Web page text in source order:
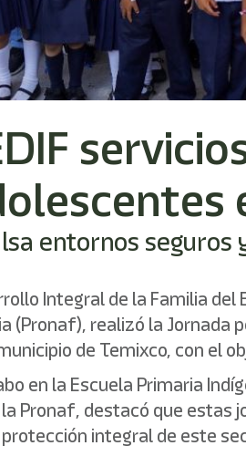
entornos
Integral de la Familia del
(Pronaf), realizó la Jornada
de Temixco, con el
en la Escuela Primaria
Pronaf, destacó que
integral de este